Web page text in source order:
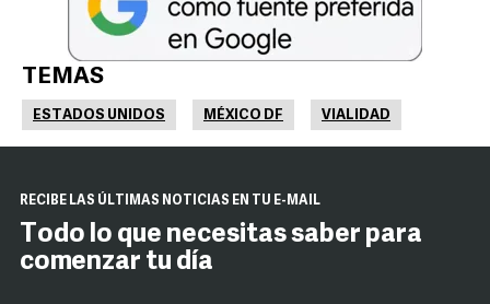
TEMAS
ESTADOS UNIDOS MÉXICO DF VIALIDAD
RECIBE LAS ÚLTIMAS NOTICIAS EN TU E-MAIL
Todo lo que necesitas saber para
comenzar tu día